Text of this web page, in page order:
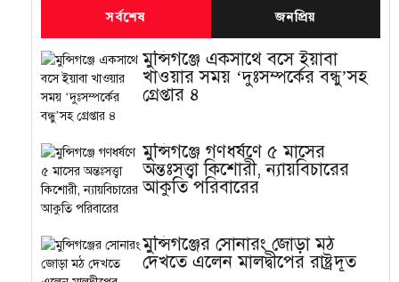
সর্বশেষ জনপ্রিয়
মুন্সিগঞ্জে একসাথে বসে ইয়াবা
খাওয়ার সময় ‘দুঃসম্পর্কের বন্ধু’সহ
গ্রেপ্তার ৪
মুন্সিগঞ্জে গণধর্ষণে ৫ মাসের
অন্তঃসত্ত্বা কিশোরী, ন্যায়বিচারের
আকুতি পরিবারের
মুন্সিগঞ্জের সোনারং জোড়া মঠ
দেখতে এলেন মালদ্বীপের রাষ্ট্রদূত